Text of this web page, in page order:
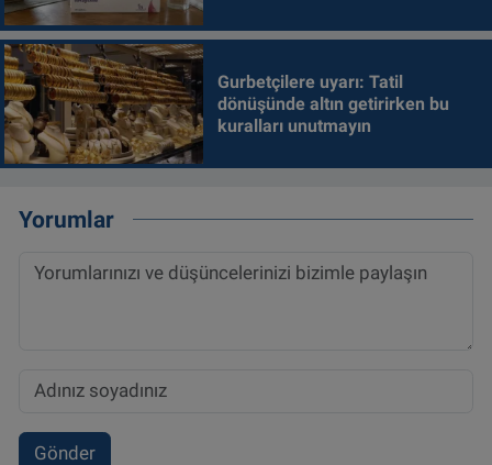
Gurbetçilere uyarı: Tatil
dönüşünde altın getirirken bu
kuralları unutmayın
Yorumlar
Gönder